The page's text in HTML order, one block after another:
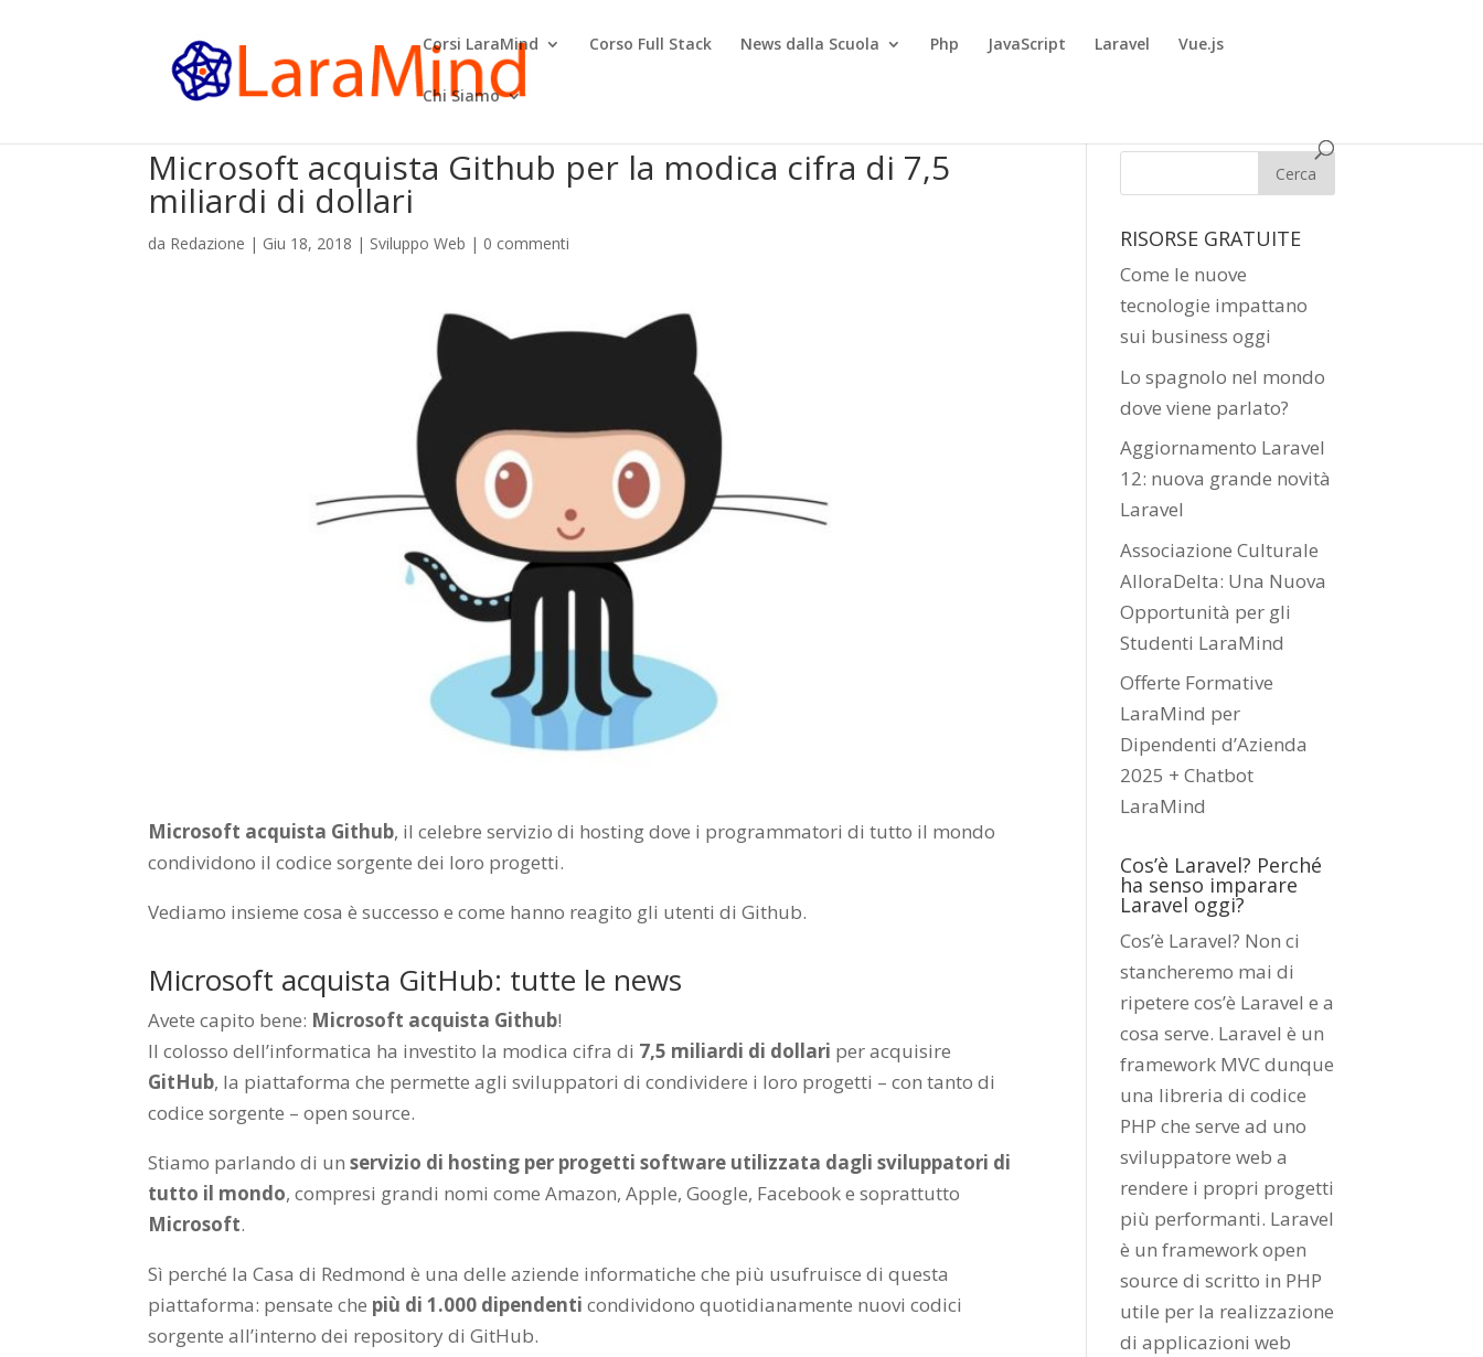
Corsi LaraMind Corso Full Stack News dalla Scuola Php JavaScript Laravel Vue.js
Chi Siamo
Microsoft acquista Github per la modica cifra di 7,5
miliardi di dollari
da Redazione | Giu 18, 2018 | Sviluppo Web | 0 commenti
Microsoft acquista Github, il celebre servizio di hosting dove i programmatori di tutto il mondo
condividono il codice sorgente dei loro progetti.
Vediamo insieme cosa è successo e come hanno reagito gli utenti di Github.
Microsoft acquista GitHub: tutte le news
Avete capito bene: Microsoft acquista Github!
Il colosso dell’informatica ha investito la modica cifra di 7,5 miliardi di dollari per acquisire
GitHub, la piattaforma che permette agli sviluppatori di condividere i loro progetti – con tanto di
codice sorgente – open source.
Stiamo parlando di unservizio di hosting per progetti software utilizzata dagli sviluppatori di
tutto il mondo, compresi grandi nomi come Amazon, Apple, Google, Facebook e soprattutto
Microsoft.
Sì perché la Casa di Redmond è una delle aziende informatiche che più usufruisce di questa
piattaforma: pensate che più di 1.000 dipendenti condividono quotidianamente nuovi codici
sorgente all’interno dei repository di GitHub.
RISORSE GRATUITE
Come le nuove
tecnologie impattano
sui business oggi
Lo spagnolo nel mondo
dove viene parlato?
Aggiornamento Laravel
12: nuova grande novità
Laravel
Associazione Culturale
AlloraDelta: Una Nuova
Opportunità per gli
Studenti LaraMind
Offerte Formative
LaraMind per
Dipendenti d’Azienda
2025 + Chatbot
LaraMind
Cos’è Laravel? Perché
ha senso imparare
Laravel oggi?
Cos’è Laravel? Non ci
stancheremo mai di
ripetere cos’è Laravel e a
cosa serve. Laravel è un
framework MVC dunque
una libreria di codice
PHP che serve ad uno
sviluppatore web a
rendere i propri progetti
più performanti. Laravel
è un framework open
source di scritto in PHP
utile per la realizzazione
di applicazioni web